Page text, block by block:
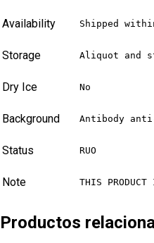
Availability Shipped
Storage Aliquot and
Dry Ice No
Background Antibody anti-
Status RUO
Note THIS PRODUCT
Productos